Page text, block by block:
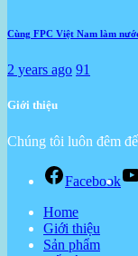
Cùng FPC Việt Nam làm
2 years ago 91
Giới thiệu
Chúng tôi luôn đêm
Facebook
Home
Giới thiệu
Sản phẩm